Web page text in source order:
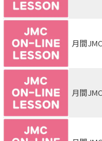
月間
月間JMC